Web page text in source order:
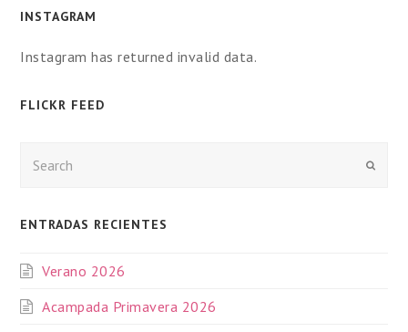
INSTAGRAM
Instagram has returned invalid data.
FLICKR FEED
Enviar
ENTRADAS RECIENTES
Verano 2026
Acampada Primavera 2026